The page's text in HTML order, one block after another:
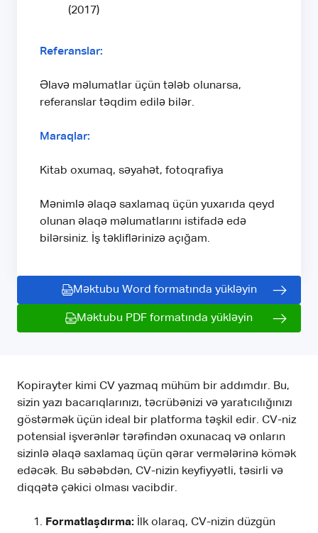
(2017)
Referanslar:
Əlavə məlumatlar üçün tələb olunarsa,
referanslar təqdim edilə bilər.
Maraqlar:
Kitab oxumaq, səyahət, fotoqrafiya
Mənimlə əlaqə saxlamaq üçün yuxarıda qeyd
olunan əlaqə məlumatlarını istifadə edə
bilərsiniz. İş təkliflərinizə açığam.
Məktubu Word formatında yükləyin
Məktubu PDF formatında yükləyin
Kopirayter kimi CV yazmaq mühüm bir addımdır. Bu,
sizin yazı bacarıqlarınızı, təcrübənizi və yaratıcılığınızı
göstərmək üçün ideal bir platforma təşkil edir. CV-niz
potensial işverənlər tərəfindən oxunacaq və onların
sizinlə əlaqə saxlamaq üçün qərar vermələrinə kömək
edəcək. Bu səbəbdən, CV-nizin keyfiyyətli, təsirli və
diqqətə çəkici olması vacibdir.
Formatlaşdırma: İlk olaraq, CV-nizin düzgün